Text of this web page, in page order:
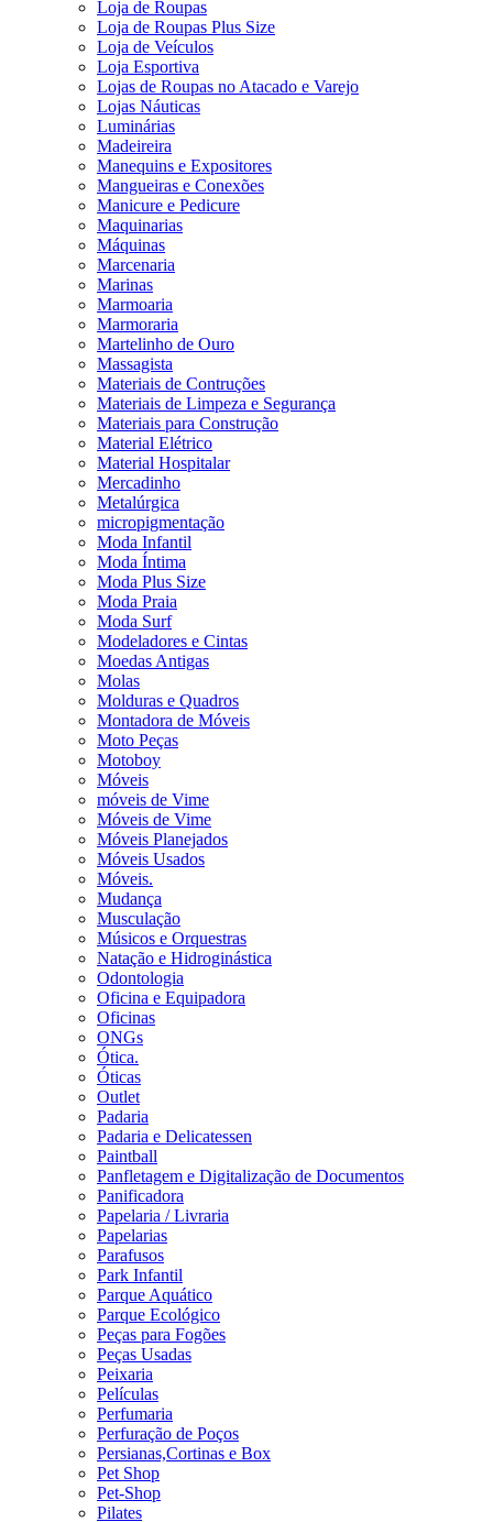
Loja de Roupas
Loja de Roupas Plus Size
Loja de Veículos
Loja Esportiva
Lojas de Roupas no Atacado e Varejo
Lojas Náuticas
Luminárias
Madeireira
Manequins e Expositores
Mangueiras e Conexões
Manicure e Pedicure
Maquinarias
Máquinas
Marcenaria
Marinas
Marmoaria
Marmoraria
Martelinho de Ouro
Massagista
Materiais de Contruções
Materiais de Limpeza e Segurança
Materiais para Construção
Material Elétrico
Material Hospitalar
Mercadinho
Metalúrgica
micropigmentação
Moda Infantil
Moda Íntima
Moda Plus Size
Moda Praia
Moda Surf
Modeladores e Cintas
Moedas Antigas
Molas
Molduras e Quadros
Montadora de Móveis
Moto Peças
Motoboy
Móveis
móveis de Vime
Móveis de Vime
Móveis Planejados
Móveis Usados
Móveis.
Mudança
Musculação
Músicos e Orquestras
Natação e Hidroginástica
Odontologia
Oficina e Equipadora
Oficinas
ONGs
Ótica.
Óticas
Outlet
Padaria
Padaria e Delicatessen
Paintball
Panfletagem e Digitalização de Documentos
Panificadora
Papelaria / Livraria
Papelarias
Parafusos
Park Infantil
Parque Aquático
Parque Ecológico
Peças para Fogões
Peças Usadas
Peixaria
Películas
Perfumaria
Perfuração de Poços
Persianas,Cortinas e Box
Pet Shop
Pet-Shop
Pilates